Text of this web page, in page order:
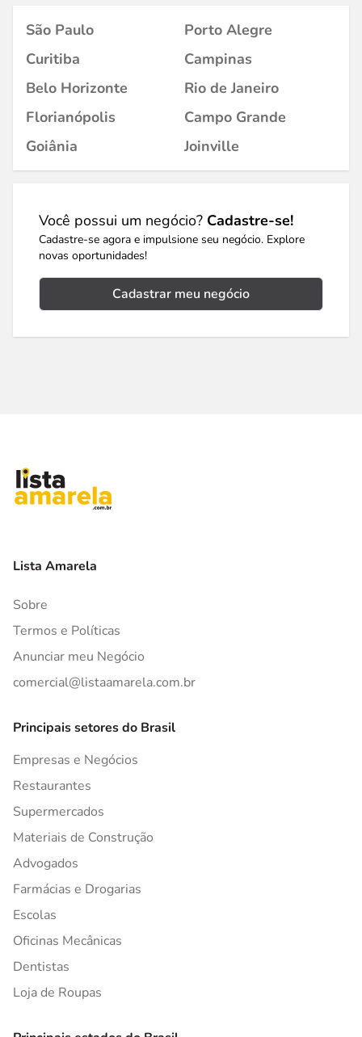
São Paulo
Porto Alegre
Curitiba
Campinas
Belo Horizonte
Rio de Janeiro
Florianópolis
Campo Grande
Goiânia
Joinville
Você possui um negócio? Cadastre-se!
Cadastre-se agora e impulsione seu negócio. Explore
novas oportunidades!
Cadastrar meu negócio
Lista Amarela
Sobre
Termos e Políticas
Anunciar meu Negócio
comercial@listaamarela.com.br
Principais setores do Brasil
Empresas e Negócios
Restaurantes
Supermercados
Materiais de Construção
Advogados
Farmácias e Drogarias
Escolas
Oficinas Mecânicas
Dentistas
Loja de Roupas